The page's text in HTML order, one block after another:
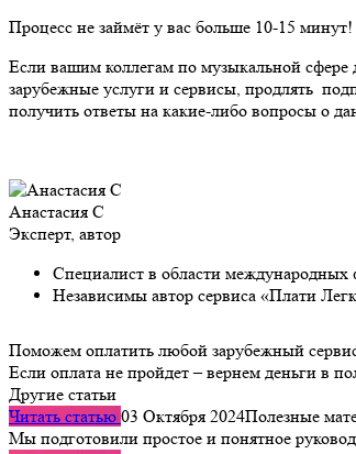
Процесс не займёт у вас больше 10-15 минут!
Если вашим коллегам по музыкальной сфере
зарубежные услуги и сервисы, продлять
получить ответы на какие-либо вопросы о
Анастасия С
Эксперт, автор
Специалист в области международных
Независимы автор сервиса «Плати
Поможем оплатить любой зарубежный
Если оплата не пройдет – вернем деньги в
Другие статьи
Читать статью 03 Октября 2024Полезные
Мы подготовили простое и понятное